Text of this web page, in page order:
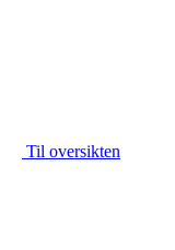
Til oversikten